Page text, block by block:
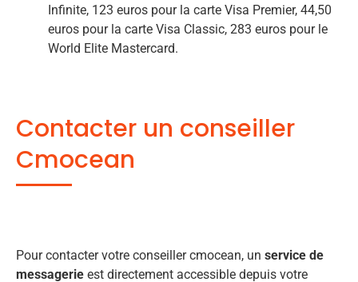
Infinite, 123 euros pour la carte Visa Premier, 44,50
euros pour la carte Visa Classic, 283 euros pour le
World Elite Mastercard.
Contacter un conseiller
Cmocean
Pour contacter votre conseiller cmocean, un service de
messagerie est directement accessible depuis votre